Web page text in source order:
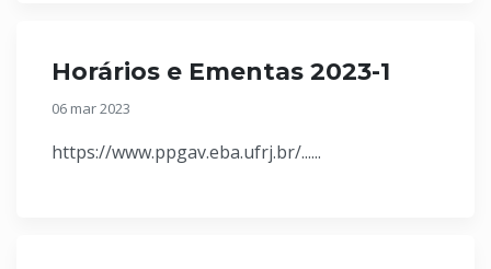
Horários e Ementas 2023-1
06 mar 2023
https://www.ppgav.eba.ufrj.br/......